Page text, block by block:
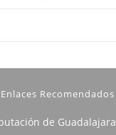
Enlaces Recomendados
de Guadalajara